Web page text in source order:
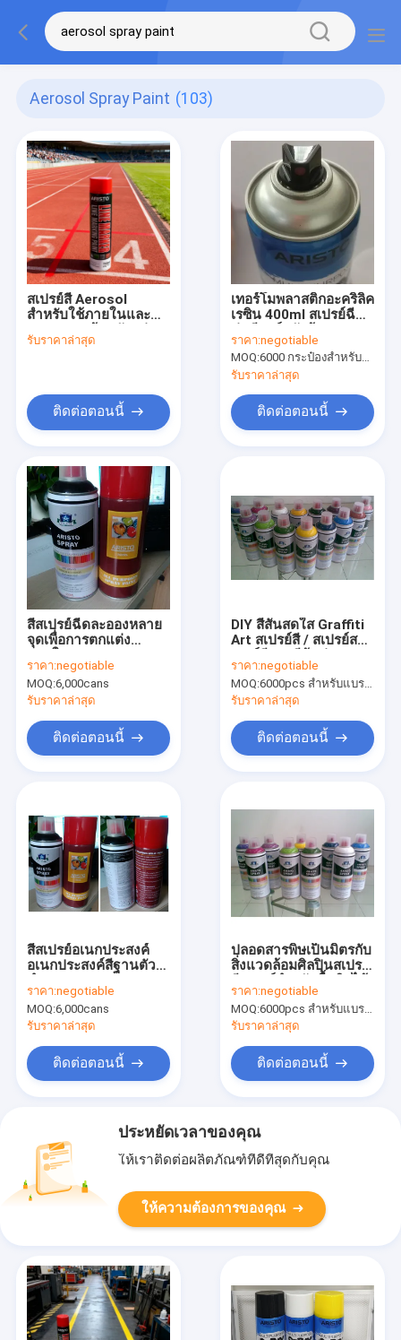
Aerosol Spray Paint (103)
สเปรย์สี Aerosol
สำหรับใช้ภายในและ
ฟรี - สเปรย์ทำ
รับราคาล่าสุด
ติดต่อตอนนี้
เทอร์โมพลาสติกอะคริลิค
เรซิน 400ml สเปรย์ฉีด
ราคา:negotiable
MOQ:6000 กระป๋องสำหรับแบรนด์ Aristo 15000 กระป๋องสำหรับแบรนด์ที่กำหนดเอง
รับราคาล่าสุด
ติดต่อตอนนี้
สีสเปรย์ฉีดละอองหลาย
จุดเพื่อการตกแต่ง
อาคาร
ราคา:negotiable
MOQ:6,000cans
รับราคาล่าสุด
ติดต่อตอนนี้
DIY สีสันสดใส Graffiti
Art สเปรย์สี / สเปรย์ส
ราคา:negotiable
MOQ:6000pcs สำหรับแบรนด์ Aristo, 15000 ชิ้นสำหรับแบรนด์ลูกค้า
รับราคาล่าสุด
ติดต่อตอนนี้
สีสเปรย์อเนกประสงค์
อเนกประสงค์สีฐานตัว
/ สีสเปรย์ฐานที่สามารถ
ละลายน้ำได้
ราคา:negotiable
MOQ:6,000cans
รับราคาล่าสุด
ติดต่อตอนนี้
ปลอดสารพิษเป็นมิตรกับ
สิ่งแวดล้อมศิลปินสเปรย์
/ พลาสติก / โลหะ
ราคา:negotiable
MOQ:6000pcs สำหรับแบรนด์ Aristo, 15000 ชิ้นสำหรับแบรนด์ลูกค้า
รับราคาล่าสุด
ติดต่อตอนนี้
ประหยัดเวลาของคุณ
ให้เราติดต่อผลิตภัณฑ์ที่ดีที่สุดกับคุณ
ให้ความต้องการของคุณ